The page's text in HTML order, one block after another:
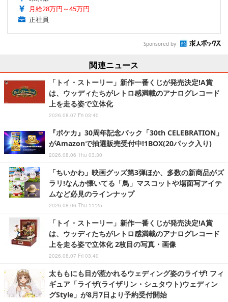
月給28万円～45万円
正社員
Sponsored by
関連ニュース
「トイ・ストーリー」新作一番くじが発売決定!A賞
は、ウッディたちがレトロ感満載のアナログレコード
上を走る姿で立体化
2026.08.07 Fri 03:40
『ポケカ』30周年記念パック「30th CELEBRATION」
がAmazonで抽選販売受付中!1BOX(20パック入り)
2026.08.06 Thu 03:30
「ちいかわ」映画グッズ第3弾ほか、多数の新商品がズ
ラリ!なんか懐いてる「鳥」マスコットや場面写アイテ
ムなど必見のラインナップ
2026.08.06 Thu 11:25
「トイ・ストーリー」新作一番くじが発売決定!A賞
は、ウッディたちがレトロ感満載のアナログレコード
上を走る姿で立体化 2枚目の写真・画像
2026.08.07 Fri 03:40
太ももにも目が惹かれるウェディング姿のライザ! フィ
ギュア「ライザ(ライザリン・シュタウト)ウェディン
グStyle」が8月7日より予約受付開始